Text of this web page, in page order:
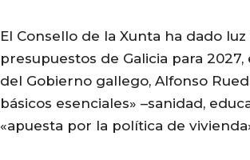
El Consello de la Xunta ha dado
presupuestos de Galicia para
del Gobierno gallego, Alfonso
básicos esenciales» –sanidad,
«apuesta por la política de